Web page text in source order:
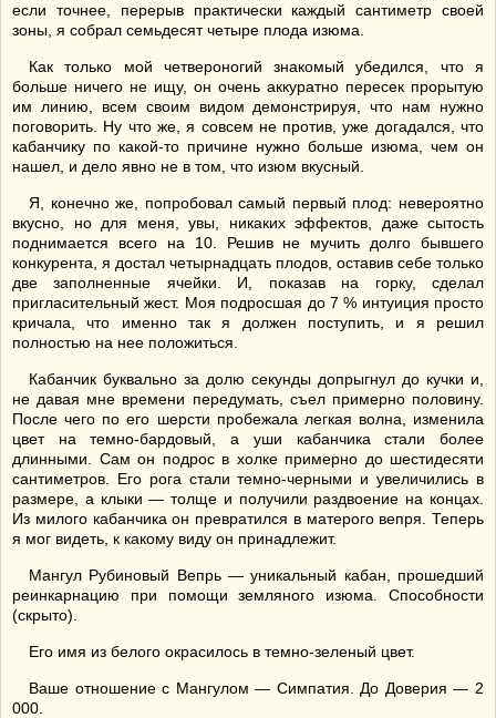
если точнее, перерыв практически каждый сантиметр своей
зоны, я собрал семьдесят четыре плода изюма.
Как только мой четвероногий знакомый убедился, что я
больше ничего не ищу, он очень аккуратно пересек прорытую
им линию, всем своим видом демонстрируя, что нам нужно
поговорить. Ну что же, я совсем не против, уже догадался, что
кабанчику по какой-то причине нужно больше изюма, чем он
нашел, и дело явно не в том, что изюм вкусный.
Я, конечно же, попробовал самый первый плод: невероятно
вкусно, но для меня, увы, никаких эффектов, даже сытость
поднимается всего на 10. Решив не мучить долго бывшего
конкурента, я достал четырнадцать плодов, оставив себе только
две заполненные ячейки. И, показав на горку, сделал
пригласительный жест. Моя подросшая до 7 % интуиция просто
кричала, что именно так я должен поступить, и я решил
полностью на нее положиться.
Кабанчик буквально за долю секунды допрыгнул до кучки и,
не давая мне времени передумать, съел примерно половину.
После чего по его шерсти пробежала легкая волна, изменила
цвет на темно-бардовый, а уши кабанчика стали более
длинными. Сам он подрос в холке примерно до шестидесяти
сантиметров. Его рога стали темно-черными и увеличились в
размере, а клыки — толще и получили раздвоение на концах.
Из милого кабанчика он превратился в матерого вепря. Теперь
я мог видеть, к какому виду он принадлежит.
Мангул Рубиновый Вепрь — уникальный кабан, прошедший
реинкарнацию при помощи земляного изюма. Способности
(скрыто).
Его имя из белого окрасилось в темно-зеленый цвет.
Ваше отношение с Мангулом — Симпатия. До Доверия — 2
000.